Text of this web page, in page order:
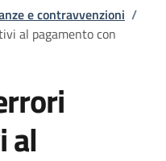
e contravvenzioni /
al pagamento con
al